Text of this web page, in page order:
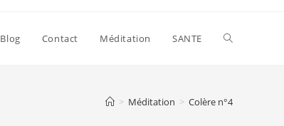
Blog Contact Méditation SANTE
> Méditation > Colère n°4